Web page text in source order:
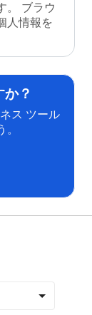
。 ブラウ
人情報を
？
ス ツール